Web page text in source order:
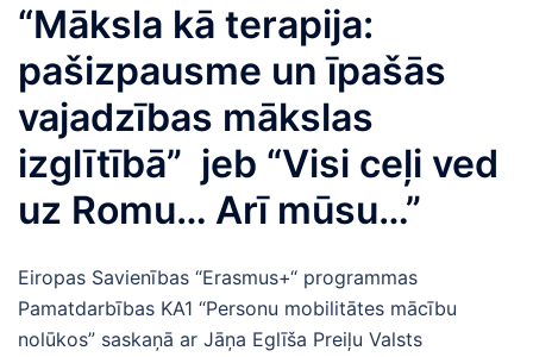
“Māksla kā terapija:
pašizpausme un īpašās
vajadzības mākslas
izglītībā” jeb “Visi ceļi ved
uz Romu… Arī mūsu…”
Eiropas Savienības “Erasmus+“ programmas
Pamatdarbības KA1 “Personu mobilitātes mācību
nolūkos” saskaņā ar Jāņa Eglīša Preiļu Valsts